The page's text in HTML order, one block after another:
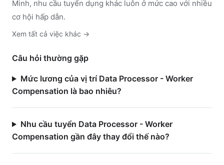
Minh, nhu cầu tuyển dụng khác luôn ở mức cao với nhiều
cơ hội hấp dẫn.
Xem tất cả việc khác →
Câu hỏi thường gặp
Mức lương của vị trí Data Processor - Worker
Compensation là bao nhiêu?
Nhu cầu tuyển Data Processor - Worker
Compensation gần đây thay đổi thế nào?